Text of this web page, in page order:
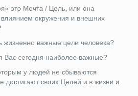
это Мечта / Цель, или она
окружения и внешних
жизненно важные цели человека?
Вас сегодня наиболее важные?
у людей не сбываются
достигают своих Целей и в жизни и